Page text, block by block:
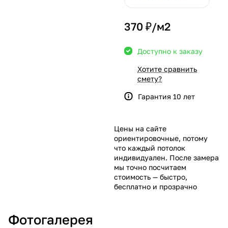
370 ₽/м2
Доступно к заказу
Хотите сравнить
смету?
Гарантия 10 лет
Цены на сайте
ориентировочные, потому
что каждый потолок
индивидуален. После замера
мы точно посчитаем
стоимость — быстро,
бесплатно и прозрачно
Фотогалерея